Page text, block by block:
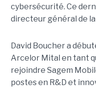
cybersécurité. Ce
directeur général de
David Boucher a
Arcelor Mital en tant
rejoindre Sagem
postes en R&D et